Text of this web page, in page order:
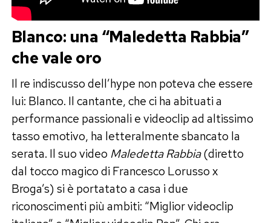
Blanco: una “Maledetta Rabbia”
che vale oro
Il re indiscusso dell’hype non poteva che essere
lui: Blanco. Il cantante, che ci ha abituati a
performance passionali e videoclip ad altissimo
tasso emotivo, ha letteralmente sbancato la
serata. Il suo video Maledetta Rabbia(diretto
dal tocco magico di Francesco Lorusso x
Broga’s) si è portatato a casa i due
riconoscimenti più ambiti: “Miglior videoclip